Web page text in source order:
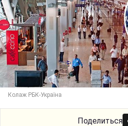
Колаж РБК-Україна
Поделиться